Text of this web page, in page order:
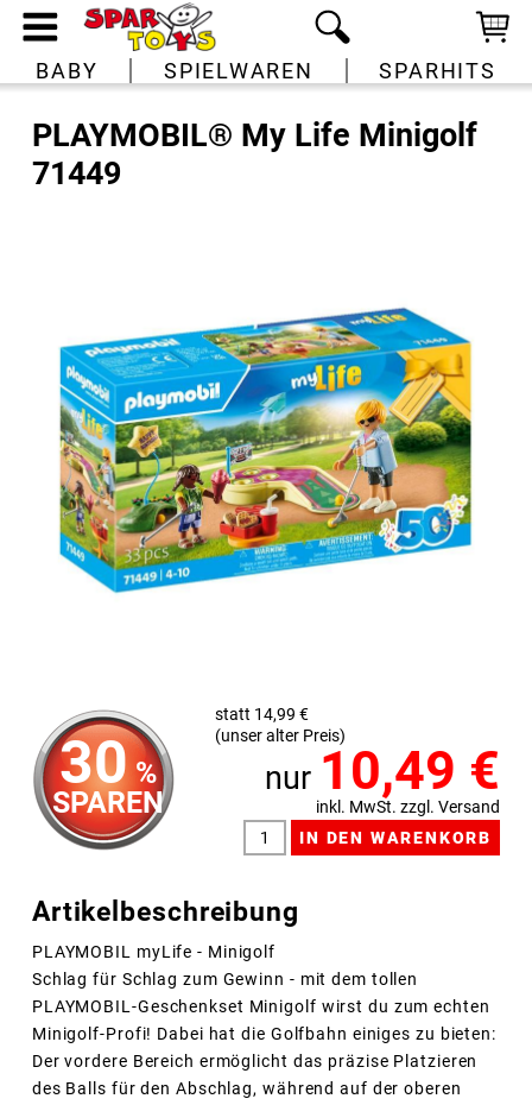
BABY SPIELWAREN SPARHITS
PLAYMOBIL® My Life Minigolf
71449
30 %
SPAREN
statt 14,99 €
(unser alter Preis)
nur 10,49 €
inkl. MwSt. zzgl. Versand
Artikelbeschreibung
PLAYMOBIL myLife - Minigolf
Schlag für Schlag zum Gewinn - mit dem tollen
PLAYMOBIL-Geschenkset Minigolf wirst du zum echten
Minigolf-Profi! Dabei hat die Golfbahn einiges zu bieten:
Der vordere Bereich ermöglicht das präzise Platzieren
des Balls für den Abschlag, während auf der oberen